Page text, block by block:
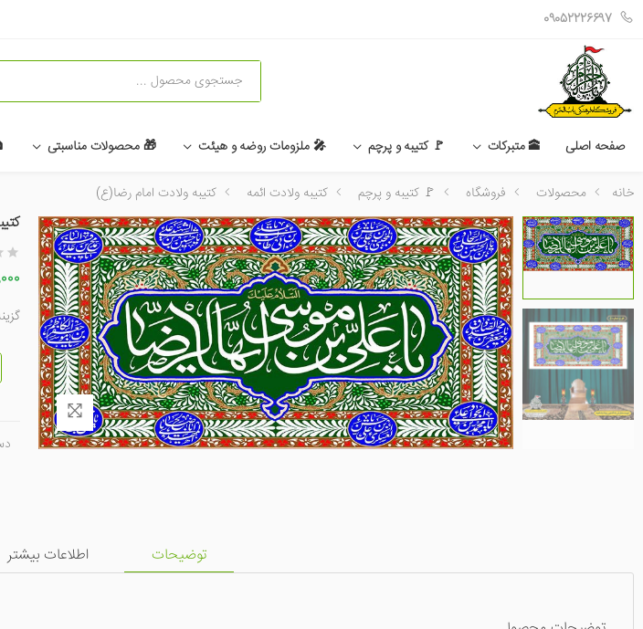
09052226697
جستجو
صفحه اصلی 🕋 متبرکات 🚩 کتیبه و پرچم 🎤 ملزومات روضه و هیئت 🎁 محصولات مناسبتی
خانه محصولات فروشگاه 🚩 کتیبه و پرچم کتیبه ولادت ائمه کتیبه ولادت امام رضا(ع)
توضیحات اطلاعات بیشتر